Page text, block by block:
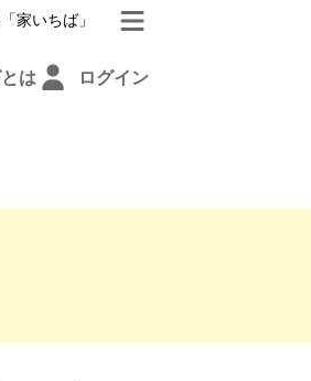
家いちば」
は ログイン